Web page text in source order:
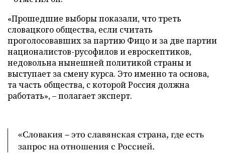
«Прошедшие выборы показали, что треть
словацкого общества, если считать
проголосовавших за партию Фицо и за две партии
националистов-русофилов и евроскептиков,
недовольна нынешней политикой страны и
выступает за смену курса. Это именно та основа,
та часть общества, с которой Россия должна
работать», – полагает эксперт.
«Словакия – это славянская страна, где есть
запрос на отношения с Россией.